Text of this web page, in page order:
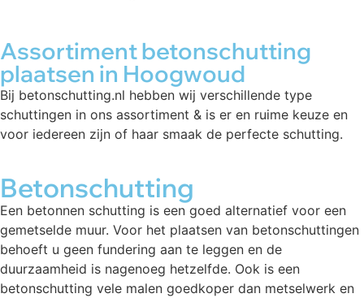
Assortiment betonschutting
plaatsen in Hoogwoud
Bij betonschutting.nl hebben wij verschillende type
schuttingen in ons assortiment & is er en ruime keuze en
voor iedereen zijn of haar smaak de perfecte schutting.
Betonschutting
Een betonnen schutting is een goed alternatief voor een
gemetselde muur. Voor het plaatsen van betonschuttingen
behoeft u geen fundering aan te leggen en de
duurzaamheid is nagenoeg hetzelfde. Ook is een
betonschutting vele malen goedkoper dan metselwerk en